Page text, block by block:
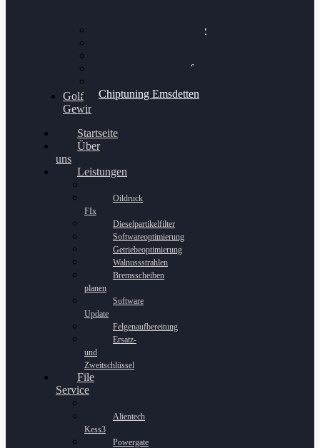
Bilgenroth Performance
Chiptuning Schüttorf
Chiptuning Emsdetten
Golf
Gewinnspiel
Startseite
Über
uns
Leistungen
Oildruck
FIx
Dieselpartikelfilter
Softwareoptimierung
Getriebeoptimierung
Walnussstrahlen
Bremsscheiben
planen
Software
Update
Felgenaufbereitung
Ersatz-
und
Zweitschlüssel
File
Service
Alientech
Kess3
Powergate